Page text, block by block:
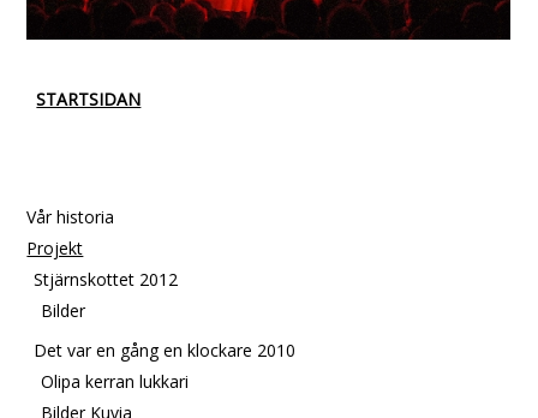
STARTSIDAN
Vår historia
Projekt
Stjärnskottet 2012
Bilder
Det var en gång en klockare 2010
Olipa kerran lukkari
Bilder Kuvia